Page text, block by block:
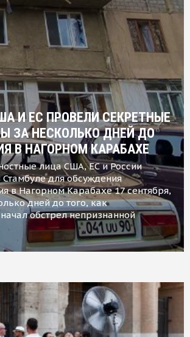
И ЕС ПРОВЕЛИ СЕКРЕТНЫЕ
ЗА НЕСКОЛЬКО ДНЕЙ ДО
В НАГОРНОМ КАРАБАХЕ
лица США, ЕС и России
Стамбуле для обсуждения
в Нагорном Карабахе 17 сентября,
дней до того, как
обстрел непризнанной